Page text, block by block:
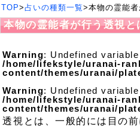
TOP>占いの種類一覧>本物の霊能
本物の霊能者が行う透視と
Warning: Undefined
/home/lifekstyle/uranai-
content/themes/uranai/
Warning: Undefined
/home/lifekstyle/uranai-
content/themes/uranai/
透視とは、一般的には目の